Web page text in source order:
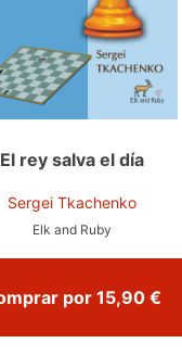
El rey salva el día
Sergei Tkachenko
Elk and Ruby
Comprar por 15,90 €